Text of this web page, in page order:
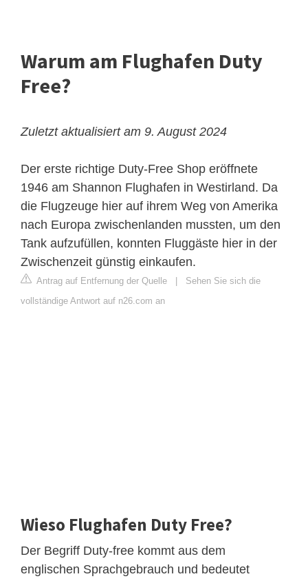
Warum am Flughafen Duty
Free?
Zuletzt aktualisiert am 9. August 2024
Der erste richtige Duty-Free Shop eröffnete
1946 am Shannon Flughafen in Westirland. Da
die Flugzeuge hier auf ihrem Weg von Amerika
nach Europa zwischenlanden mussten, um den
Tank aufzufüllen, konnten Fluggäste hier in der
Zwischenzeit günstig einkaufen.
Antrag auf Entfernung der Quelle
Sehen Sie sich die
vollständige Antwort auf n26.com an
Wieso Flughafen Duty Free?
Der Begriff Duty-free kommt aus dem
englischen Sprachgebrauch und bedeutet